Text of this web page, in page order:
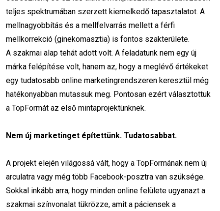
Online marketing WordPress weboldal
mesterséges intelligencia
online marketing képzés hirdetés
Facebook Tiktok Social Media
tartalommarketing CTA landing page
Google Ads
videómarketing chatbot
marketing automatizálás PPC képzés
Marketing Animáció webshop
Influencer marketing költészet napja
teljes spektrumában szerzett kiemelkedő tapasztalatot. A
mellnagyobbítás és a mellfelvarrás mellett a férfi
mellkorrekció (ginekomasztia) is fontos szakterülete.
A szakmai alap tehát adott volt. A feladatunk nem egy új
márka felépítése volt, hanem az, hogy a meglévő értékeket
egy tudatosabb online marketingrendszeren keresztül még
hatékonyabban mutassuk meg. Pontosan ezért választottuk
a TopFormát az első mintaprojektünknek.
Nem új marketinget építettünk. Tudatosabbat.
A projekt elején világossá vált, hogy a TopFormának nem új
arculatra vagy még több Facebook-posztra van szüksége.
Sokkal inkább arra, hogy minden online felülete ugyanazt a
szakmai színvonalat tükrözze, amit a páciensek a